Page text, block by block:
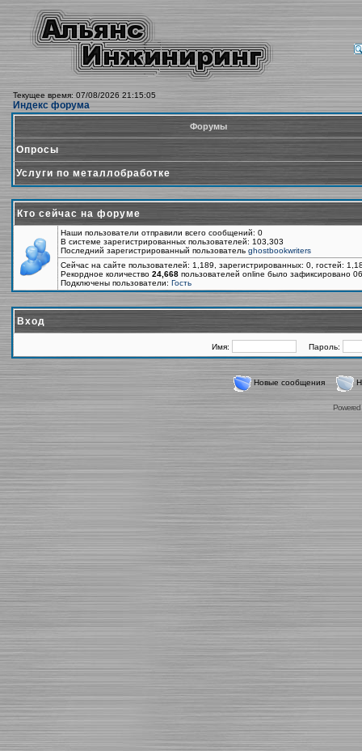
Текущее время: 07/08/2026 21:15:05
Индекс форума
Форумы
Опросы
Услуги по металлобработке
Кто сейчас на форуме
Наши пользователи отправили всего сообщений: 0
В системе зарегистрированных пользователей: 103,303
Последний зарегистрированный пользователь ghostbookwriters
Сейчас на сайте пользователей: 1,189, зарегистрированных: 0, гостей:
Рекордное количество 24,668 пользователей online было зафиксировано
Подключены пользователи: Гость
Вход
Имя: Пароль:
Новые сообщения